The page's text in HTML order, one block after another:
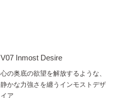
V07 Inmost Desire
心の奥底の欲望を解放するような、
静かな力強さを纏うインモストデザ
イア